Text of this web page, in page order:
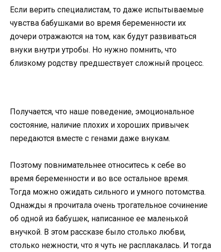
Если верить специалистам, то даже испытываемые
чувства бабушками во время беременности их
дочери отражаются на том, как будут развиваться
внуки внутри утробы. Но нужно помнить, что
близкому родству предшествует сложный процесс.
Получается, что наше поведение, эмоциональное
состояние, наличие плохих и хороших привычек
передаются вместе с генами даже внукам.
Поэтому повнимательнее относитесь к себе во
время беременности и во все остальное время.
Тогда можно ожидать сильного и умного потомства.
Однажды я прочитала очень трогательное сочинение
об одной из бабушек, написанное ее маленькой
внучкой. В этом рассказе было столько любви,
столько нежности, что я чуть не расплакалась. И тогда